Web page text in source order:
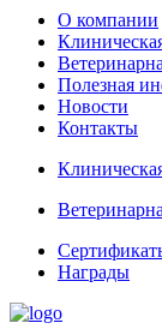
О компании
Полезная
Новости
Контакты
Награды